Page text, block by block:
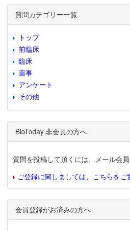
質問カテゴリー一覧
トップ
前臨床
臨床
薬事
アンケート
その他
BioToday 非会員の方へ
質問を投稿して頂くには、メール会員
ご登録に関しましては、こちらをご
会員登録がお済みの方へ